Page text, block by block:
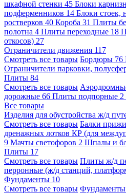
шкафной стенки 45 Блоки
подферменников 14 Блоки стоек,
ростверков 40 Короба 31 Плиты
полотна 4 Плиты переходные 18
откосов) 27
Ограничители движения 117
Смотреть все товары Бордюры 76
Ограничители парковки,
Плиты 84
Смотреть все товары
дорожные 66 Плиты подпорные 2
Все товары
Изделия для обустройства ж/д
Смотреть все товары Балки
дренажных лотков КР (для
9 Мачты светофоров 2 Шпалы и
Плиты 17
Смотреть все товары Плиты ж/д
перронные (ж/д станций,
Фундаменты 10
Смотреть все товары